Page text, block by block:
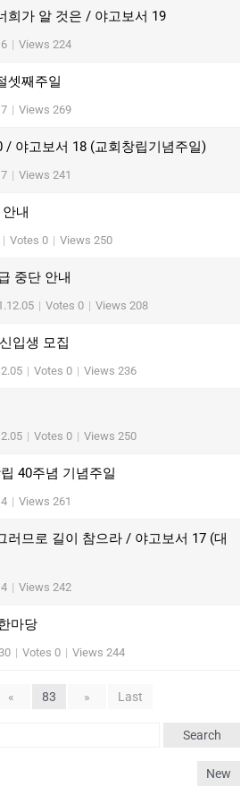
희가 알 것은 / 야고보서 19
| Views 224
셋째주일
| Views 269
/ 야고보서 18 (교회창립기념주일)
| Views 241
내
| Votes 0 | Views 250
중단 안내
| Votes 0 | Views 208
입생 모집
| Votes 0 | Views 236
| Votes 0 | Views 250
40주념 기념주일
| Views 261
러므로 길이 참으라 / 야고보서 17 (대
| Views 242
마당
| Votes 0 | Views 244
« 83 » Last
Search
New